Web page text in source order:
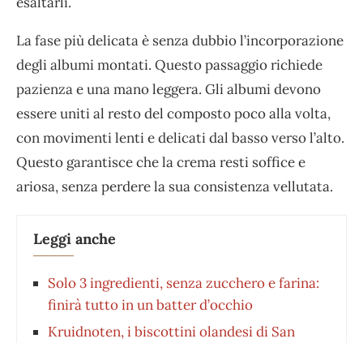
La fase più delicata è senza dubbio l’incorporazione
degli albumi montati. Questo passaggio richiede
pazienza e una mano leggera. Gli albumi devono
essere uniti al resto del composto poco alla volta,
con movimenti lenti e delicati dal basso verso l’alto.
Questo garantisce che la crema resti soffice e
ariosa, senza perdere la sua consistenza vellutata.
Leggi anche
Solo 3 ingredienti, senza zucchero e farina:
finirà tutto in un batter d’occhio
Kruidnoten, i biscottini olandesi di San